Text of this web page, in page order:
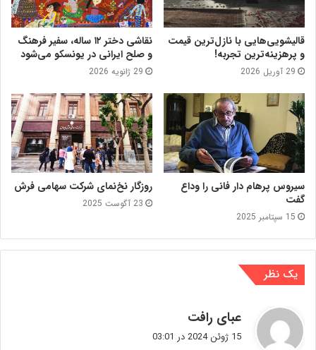
قالیشویی‌هایی با نازل‌ترین قیمت
و پرهزینه‌ترین تجربه!
29 آوریل 2026
نقاشی دختر ۱۲ ساله، سفیر فرهنگ
و صلح ایرانی در یونسکو می‌شود
29 ژانویه 2026
سیروس پرهام دار فانی را وداع
گفت
15 سپتامبر 2025
روزگار نخ‌نمای شرکت سهامی فرش
23 آگوست 2025
یک نظر
عبای رافت
15 ژوئن 2024 در 03:01